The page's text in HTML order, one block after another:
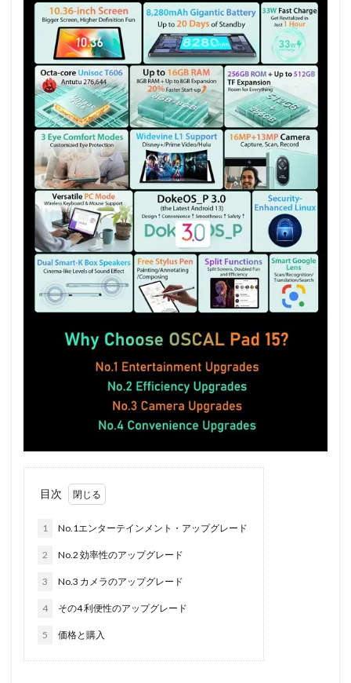
目次
1 No.1エンターテインメント・アップグレード
2 No.2 効率性のアップグレード
3 No.3 カメラのアップグレード
4 その4 利便性のアップグレード
5 価格と購入